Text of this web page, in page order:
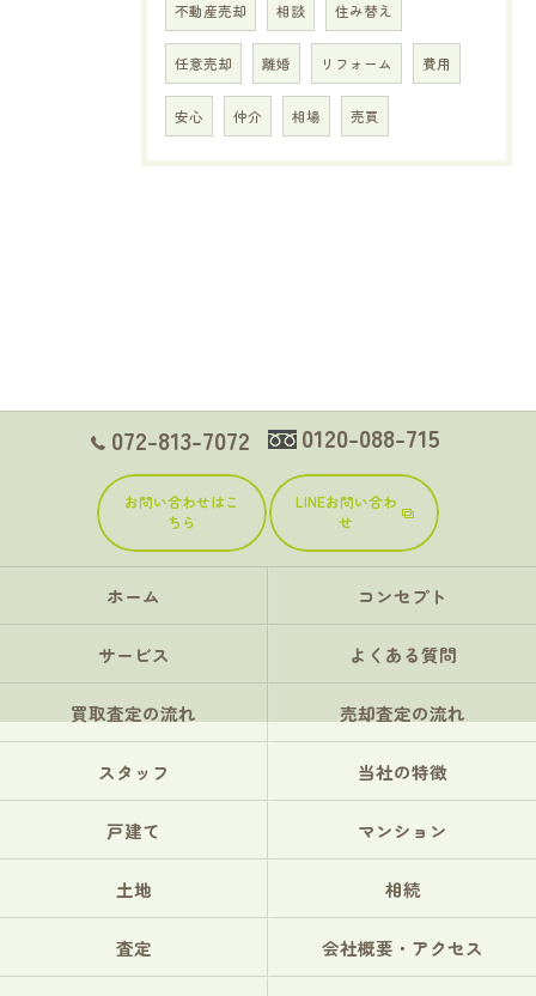
不動産売却 相談 住み替え
任意売却 離婚 リフォーム 費用
安心 仲介 相場 売買
072-813-7072 0120-088-715
お問い合わせはこ
ちら
LINEお問い合わ
せ
ホーム コンセプト
サービス よくある質問
買取査定の流れ 売却査定の流れ
スタッフ 当社の特徴
戸建て マンション
土地 相続
査定 会社概要・アクセス